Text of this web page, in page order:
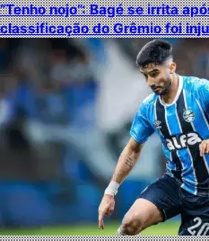
“Tenho nojo”: Bagé se irrita
classificação do Grêmio foi